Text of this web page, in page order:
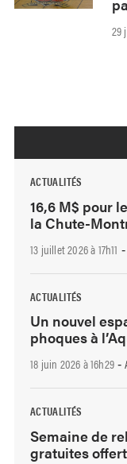
29
ACTUALITÉS
16,6 M$ pour
la Chute-
13 juillet 2026 à 17h11 -
ACTUALITÉS
Un nouvel
phoques à
18 juin 2026 à 16h29 -
ACTUALITÉS
Semaine de
gratuites